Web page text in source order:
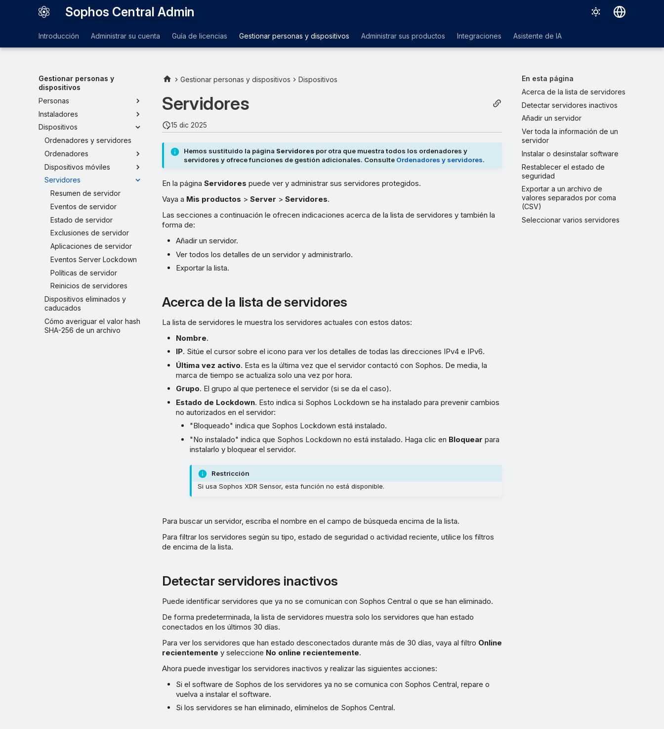
Sophos Central Admin
Français
Italiano
Introducción Administrar su cuenta Guía de licencias Gestionar personas y dispositivos Administrar sus productos Integraciones Asistente de IA
Gestionar personas y
dispositivos
Personas
Instaladores
Dispositivos
Ordenadores y servidores
Ordenadores
Dispositivos móviles
Servidores
Resumen de servidor
Eventos de servidor
Estado de servidor
Exclusiones de servidor
Aplicaciones de servidor
Eventos Server Lockdown
Políticas de servidor
Reinicios de servidores
Dispositivos eliminados y
caducados
Cómo averiguar el valor hash
SHA-256 de un archivo
En esta página
Acerca de la lista de servidores
Detectar servidores inactivos
Añadir un servidor
Ver toda la información de un
servidor
Instalar o desinstalar software
Restablecer el estado de
seguridad
Exportar a un archivo de
valores separados por coma
(CSV)
Seleccionar varios servidores
Gestionar personas y dispositivos Dispositivos
Servidores
15 dic 2025
Hemos sustituido la página Servidores por otra que muestra todos los ordenadores y
servidores y ofrece funciones de gestión adicionales. Consulte Ordenadores y servidores.
En la página Servidores puede ver y administrar sus servidores protegidos.
Vaya a Mis productos > Server > Servidores.
Las secciones a continuación le ofrecen indicaciones acerca de la lista de servidores y también la
forma de:
Añadir un servidor.
Ver todos los detalles de un servidor y administrarlo.
Exportar la lista.
Acerca de la lista de servidores
La lista de servidores le muestra los servidores actuales con estos datos:
Nombre.
IP. Sitúe el cursor sobre el icono para ver los detalles de todas las direcciones IPv4 e IPv6.
Última vez activo. Esta es la última vez que el servidor contactó con Sophos. De media, la
marca de tiempo se actualiza solo una vez por hora.
Grupo. El grupo al que pertenece el servidor (si se da el caso).
Estado de Lockdown. Esto indica si Sophos Lockdown se ha instalado para prevenir cambios
no autorizados en el servidor:
"Bloqueado" indica que Sophos Lockdown está instalado.
"No instalado" indica que Sophos Lockdown no está instalado. Haga clic en Bloquear para
instalarlo y bloquear el servidor.
Restricción
Si usa Sophos XDR Sensor, esta función no está disponible.
Para buscar un servidor, escriba el nombre en el campo de búsqueda encima de la lista.
Para filtrar los servidores según su tipo, estado de seguridad o actividad reciente, utilice los filtros
de encima de la lista.
Detectar servidores inactivos
Puede identificar servidores que ya no se comunican con Sophos Central o que se han eliminado.
De forma predeterminada, la lista de servidores muestra solo los servidores que han estado
conectados en los últimos 30 días.
Para ver los servidores que han estado desconectados durante más de 30 días, vaya al filtro Online
recientemente y seleccione No online recientemente.
Ahora puede investigar los servidores inactivos y realizar las siguientes acciones:
Si el software de Sophos de los servidores ya no se comunica con Sophos Central, repare o
vuelva a instalar el software.
Si los servidores se han eliminado, elimínelos de Sophos Central.